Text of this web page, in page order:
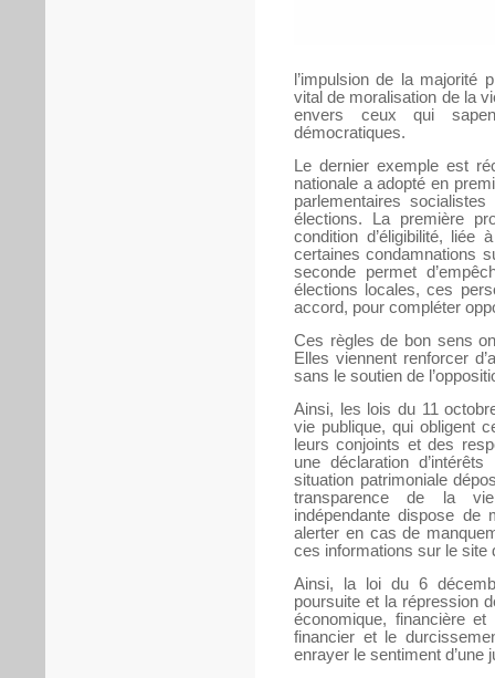
l’impulsion de la majorité
vital de moralisation de la
envers ceux qui
démocratiques.
Le dernier exemple est
nationale a adopté en
parlementaires
élections. La première
condition d’éligibilité,
certaines condamnations
seconde permet
élections locales, ces
accord, pour compléter
Ces règles de bon sens
Elles viennent renforcer
sans le soutien de
Ainsi, les lois du 11
vie publique, qui obligent
leurs conjoints et des
une déclaration
situation patrimoniale
transparence de la
indépendante dispose de
alerter en cas de
ces informations sur le site
Ainsi, la loi du 6
poursuite et la répression
économique, financière
financier et le
enrayer le sentiment d’une